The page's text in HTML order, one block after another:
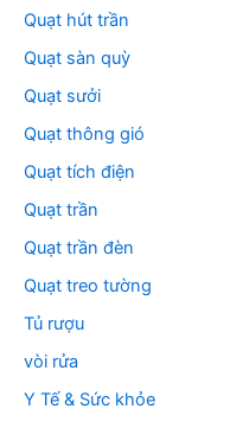
Quạt hút trần
Quạt sàn quỳ
Quạt sưởi
Quạt thông gió
Quạt tích điện
Quạt trần
Quạt trần đèn
Quạt treo tường
Tủ rượu
vòi rửa
Y Tế & Sức khỏe